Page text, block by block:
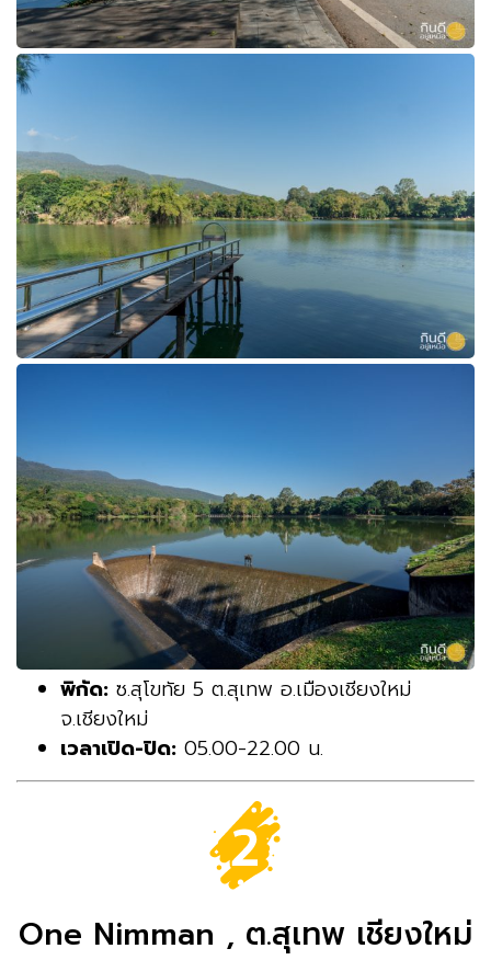
พิกัด: ซ.สุโขทัย 5 ต.สุเทพ อ.เมืองเชียงใหม่
จ.เชียงใหม่
เวลาเปิด-ปิด: 05.00-22.00 น.
One Nimman , ต.สุเทพ เชียงใหม่